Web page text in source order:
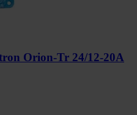
Orion-Tr 24/12-20A